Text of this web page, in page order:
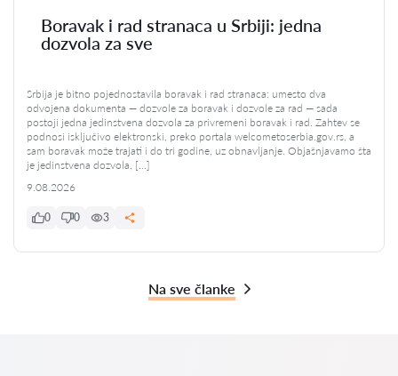
Boravak i rad stranaca u Srbiji: jedna
dozvola za sve
Srbija je bitno pojednostavila boravak i rad stranaca: umesto dva
odvojena dokumenta — dozvole za boravak i dozvole za rad — sada
postoji jedna jedinstvena dozvola za privremeni boravak i rad. Zahtev se
podnosi isključivo elektronski, preko portala welcometoserbia.gov.rs, a
sam boravak može trajati i do tri godine, uz obnavljanje. Objašnjavamo šta
je jedinstvena dozvola, […]
9.08.2026
0 0 3
Na sve članke